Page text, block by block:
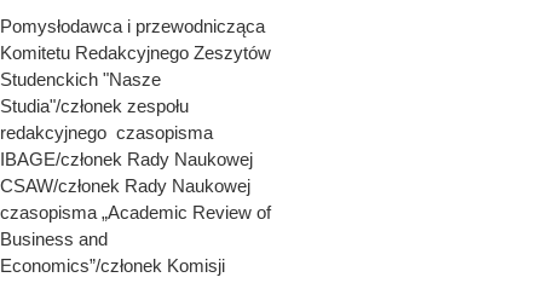
Pomysłodawca i przewodnicząca
Komitetu Redakcyjnego Zeszytów
Studenckich "Nasze
Studia"/członek zespołu
redakcyjnego czasopisma
IBAGE/członek Rady Naukowej
CSAW/członek Rady Naukowej
czasopisma „Academic Review of
Business and
Economics”/członek Komisji